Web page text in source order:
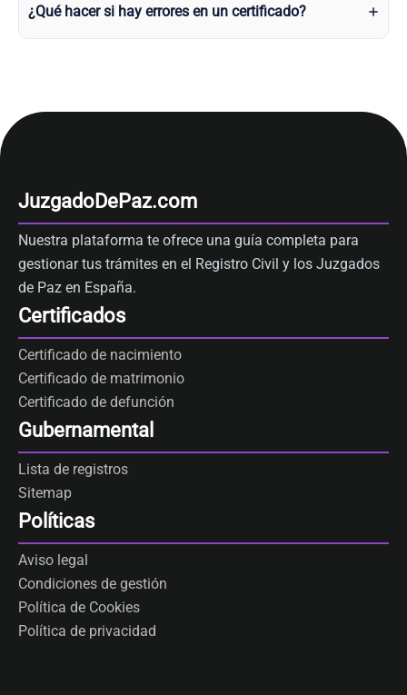
¿Qué hacer si hay errores en un certificado?
JuzgadoDePaz.com
Nuestra plataforma te ofrece una guía completa para
gestionar tus trámites en el Registro Civil y los Juzgados
de Paz en España.
Certificados
Certificado de nacimiento
Certificado de matrimonio
Certificado de defunción
Gubernamental
Lista de registros
Sitemap
Políticas
Aviso legal
Condiciones de gestión
Política de Cookies
Política de privacidad